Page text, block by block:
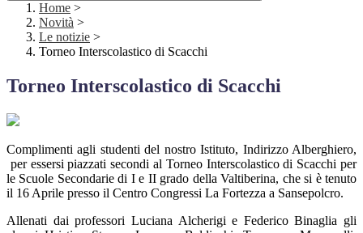
Home >
Novità >
Le notizie >
Torneo Interscolastico di Scacchi
Torneo Interscolastico di Scacchi
Complimenti agli studenti del nostro Istituto, Indirizzo Alberghiero,
per essersi piazzati secondi al Torneo Interscolastico di Scacchi per
le Scuole Secondarie di I e II grado della Valtiberina, che si è tenuto
il 16 Aprile presso il Centro Congressi La Fortezza a Sansepolcro.
Allenati dai professori Luciana Alcherigi e Federico Binaglia gli